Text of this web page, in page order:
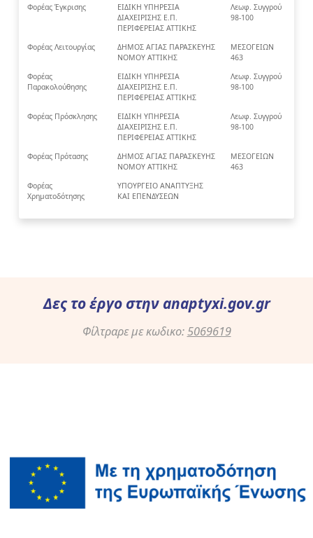
Φορέας Έγκρισης
ΕΙΔΙΚΗ ΥΠΗΡΕΣΙΑ
ΔΙΑΧΕΙΡΙΣΗΣ Ε.Π.
ΠΕΡΙΦΕΡΕΙΑΣ ΑΤΤΙΚΗΣ
Λεωφ. Συγγρού
98-100
Φορέας Λειτουργίας
ΔΗΜΟΣ ΑΓΙΑΣ ΠΑΡΑΣΚΕΥΗΣ
ΝΟΜΟΥ ΑΤΤΙΚΗΣ
ΜΕΣΟΓΕΙΩΝ
463
Φορέας
Παρακολούθησης
ΕΙΔΙΚΗ ΥΠΗΡΕΣΙΑ
ΔΙΑΧΕΙΡΙΣΗΣ Ε.Π.
ΠΕΡΙΦΕΡΕΙΑΣ ΑΤΤΙΚΗΣ
Λεωφ. Συγγρού
98-100
Φορέας Πρόσκλησης
ΕΙΔΙΚΗ ΥΠΗΡΕΣΙΑ
ΔΙΑΧΕΙΡΙΣΗΣ Ε.Π.
ΠΕΡΙΦΕΡΕΙΑΣ ΑΤΤΙΚΗΣ
Λεωφ. Συγγρού
98-100
Φορέας Πρότασης
ΔΗΜΟΣ ΑΓΙΑΣ ΠΑΡΑΣΚΕΥΗΣ
ΝΟΜΟΥ ΑΤΤΙΚΗΣ
ΜΕΣΟΓΕΙΩΝ
463
Φορέας
Χρηματοδότησης
ΥΠΟΥΡΓΕΙΟ ΑΝΑΠΤΥΞΗΣ
ΚΑΙ ΕΠΕΝΔΥΣΕΩΝ
Δες το έργο στην anaptyxi.gov.gr
Φίλτραρε με κωδικο:5069619